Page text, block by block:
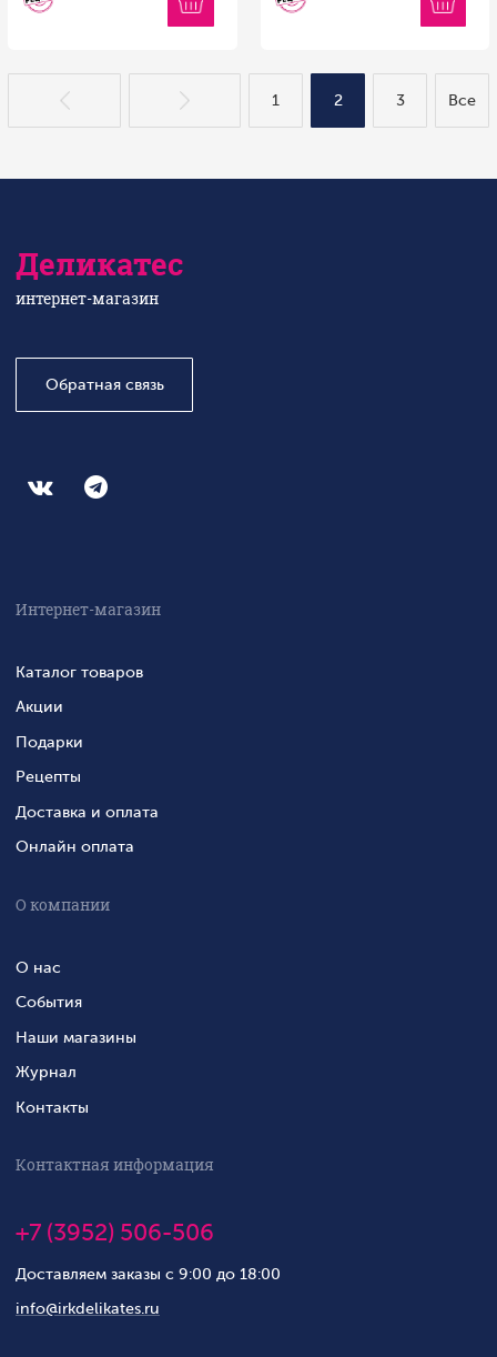
1 2 3 Все
Деликатес
интернет-магазин
Обратная связь
Интернет-магазин
Каталог товаров
Акции
Подарки
Рецепты
Доставка и оплата
Онлайн оплата
О компании
О нас
События
Наши магазины
Журнал
Контакты
Контактная информация
+7 (3952) 506-506
Доставляем заказы с 9:00 до 18:00
info@irkdelikates.ru